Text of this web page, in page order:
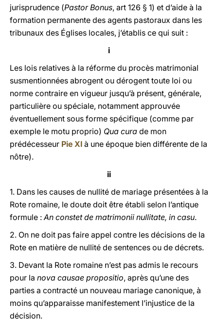
jurisprudence (Pastor Bonus, art 126 § 1) et d’aide à la
formation permanente des agents pastoraux dans les
tribunaux des Églises locales, j’établis ce qui suit :
i
Les lois relatives à la réforme du procès matrimonial
susmentionnées abrogent ou dérogent toute loi ou
norme contraire en vigueur jusqu’à présent, générale,
particulière ou spéciale, notamment approuvée
éventuellement sous forme spécifique (comme par
exemple le motu proprio) Qua cura de mon
prédécesseur Pie XI à une époque bien différente de la
nôtre).
ii
1. Dans les causes de nullité de mariage présentées à la
Rote romaine, le doute doit être établi selon l’antique
formule :An constet de matrimonii nullitate, in casu.
2. On ne doit pas faire appel contre les décisions de la
Rote en matière de nullité de sentences ou de décrets.
3. Devant la Rote romaine n’est pas admis le recours
pour la nova causae propositio, après qu’une des
parties a contracté un nouveau mariage canonique, à
moins qu’apparaisse manifestement l’injustice de la
décision.